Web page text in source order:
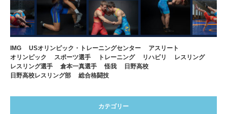
IMG USオリンピック・トレーニングセンター
アスリート
オリンピック
スポーツ選手 トレーニング リハビリ
レスリング
レスリング選手
倉本一真選手 怪我
日野高校
日野高校レスリング部
総合格闘技
カテゴリー